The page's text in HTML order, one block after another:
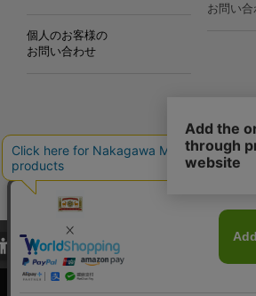
個人のお客様の
お問い合わせ
お問い合
Copyright©2000
Nakagawa Masashichi Shoten All Rights Reserved.
当サイトでは、当サイト内における閲覧履歴
び利便性向上のためにクッキー（Cookie）を
関しては「プライバシーポリシー